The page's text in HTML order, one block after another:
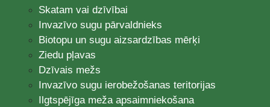
Skatam vai dzīvībai
Invazīvo sugu pārvaldnieks
Biotopu un sugu aizsardzības mērķi
Ziedu pļavas
Dzīvais mežs
Invazīvo sugu ierobežošanas teritorijas
Ilgtspējīga meža apsaimniekošana